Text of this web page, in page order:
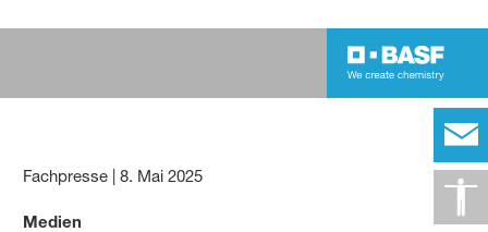
Fachpresse |8. Mai 2025
Medien